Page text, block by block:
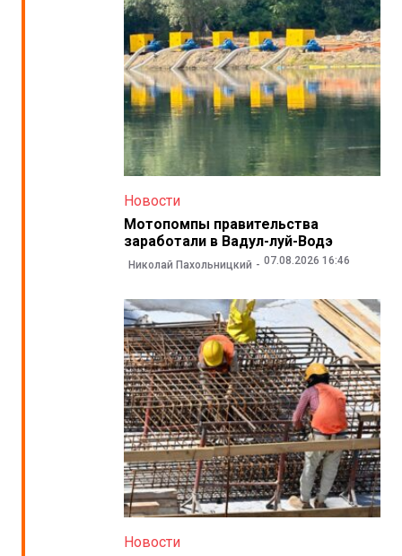
Новости
Мотопомпы правительства
заработали в Вадул-луй-Водэ
Николай Пахольницкий 07.08.2026 16:46
Новости